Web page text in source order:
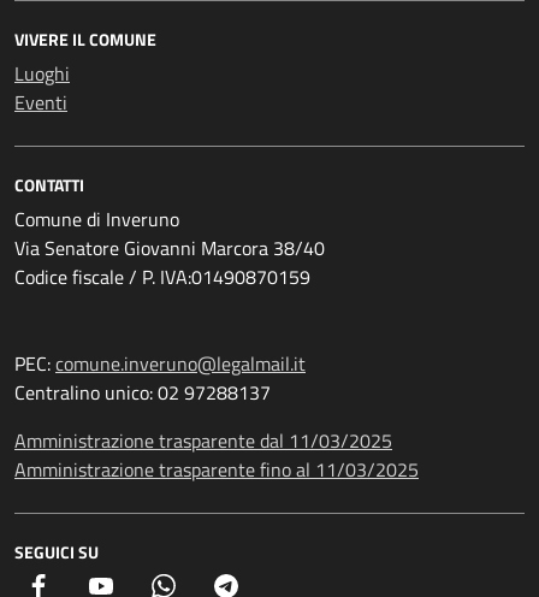
VIVERE IL COMUNE
Luoghi
Eventi
CONTATTI
Comune di Inveruno
Via Senatore Giovanni Marcora 38/40
Codice fiscale / P. IVA:01490870159
PEC:comune.inveruno@legalmail.it
Centralino unico: 02 97288137
Amministrazione trasparente dal 11/03/2025
Amministrazione trasparente fino al 11/03/2025
SEGUICI SU
Facebook YouTube Whatsapp